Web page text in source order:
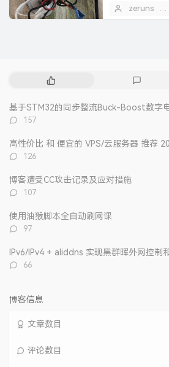
zeruns
热
文
评
基于STM32的同步整流Buck-Boost数字
评
数：
157
高性价比 和 便宜的 VPS/云服务器 推荐
评
数：
126
博客遭受CC攻击记录及应对措施
评
数：
107
使用油猴脚本全自动刷网课
评
数：
97
IPv6/IPv4 + aliddns 实现黑群晖外网控制
评
66
博客信息
文章数目
评论数目